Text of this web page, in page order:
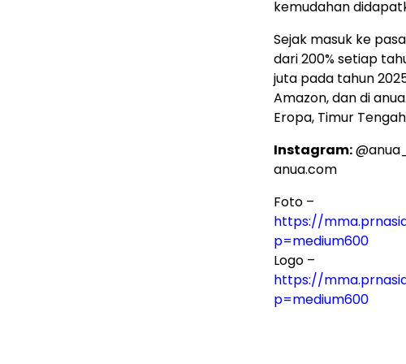
kemudahan
Sejak masuk ke
dari 200% setiap
juta pada tahun
Amazon, dan di
Eropa, Timur
Instagram:
anua.com
Foto –
https://
p=medium600
Logo –
https://
p=medium600